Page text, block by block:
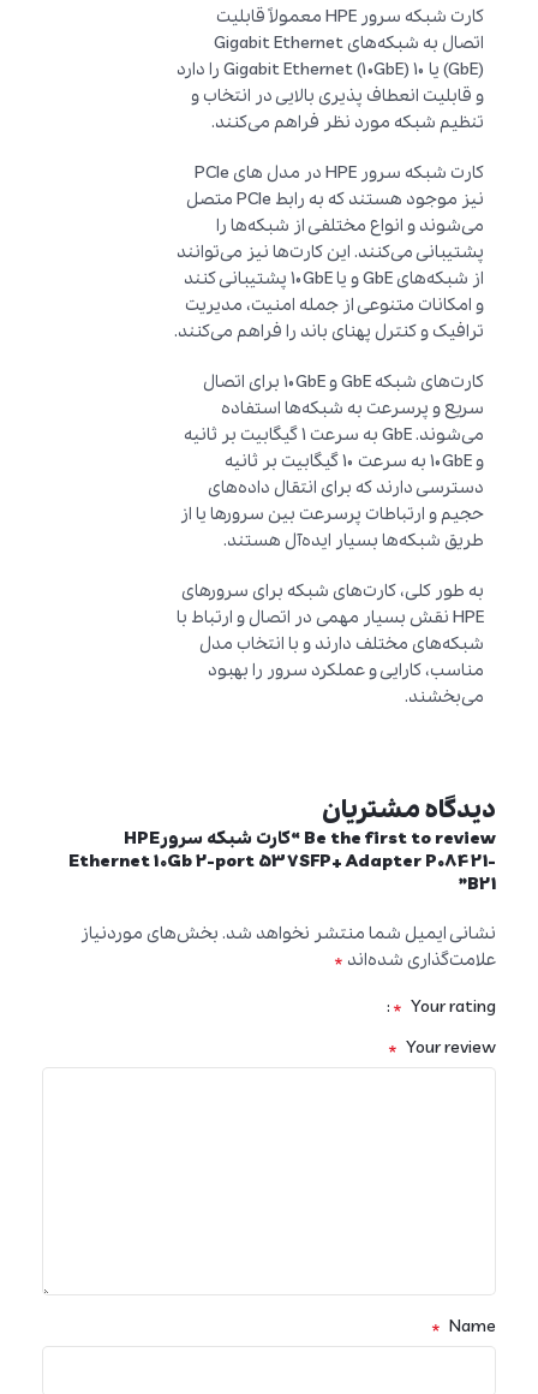
کارت شبکه سرور HPE معمولاً قابلیت
اتصال به شبکه‌های Gigabit Ethernet
(GbE) یا 10 Gigabit Ethernet (10GbE) را دارد
و قابلیت انعطاف پذیری بالایی در انتخاب و
تنظیم شبکه مورد نظر فراهم می‌کنند.
کارت شبکه سرور HPE در مدل های PCIe
نیز موجود هستند که به رابط PCIe متصل
می‌شوند و انواع مختلفی از شبکه‌ها را
پشتیبانی می‌کنند. این کارت‌ها نیز می‌توانند
از شبکه‌های GbE و یا 10GbE پشتیبانی کنند
و امکانات متنوعی از جمله امنیت، مدیریت
ترافیک و کنترل پهنای باند را فراهم می‌کنند.
کارت‌های شبکه GbE و 10GbE برای اتصال
سریع و پرسرعت به شبکه‌ها استفاده
می‌شوند. GbE به سرعت 1 گیگابیت بر ثانیه
و 10GbE به سرعت 10 گیگابیت بر ثانیه
دسترسی دارند که برای انتقال داده‌های
حجیم و ارتباطات پرسرعت بین سرورها یا از
طریق شبکه‌ها بسیار ایده‌آل هستند.
به طور کلی، کارت‌های شبکه برای سرورهای
HPE نقش بسیار مهمی در اتصال و ارتباط با
شبکه‌های مختلف دارند و با انتخاب مدل
مناسب، کارایی و عملکرد سرور را بهبود
می‌بخشند.
دیدگاه مشتریان
Be the first to review “کارت شبکه سرورHPE
Ethernet 10Gb 2-port 537SFP+ Adapter P08421-
B21”
نشانی ایمیل شما منتشر نخواهد شد. بخش‌های موردنیاز
علامت‌گذاری شده‌اند *
Your rating
*
Your review
*
Name
*